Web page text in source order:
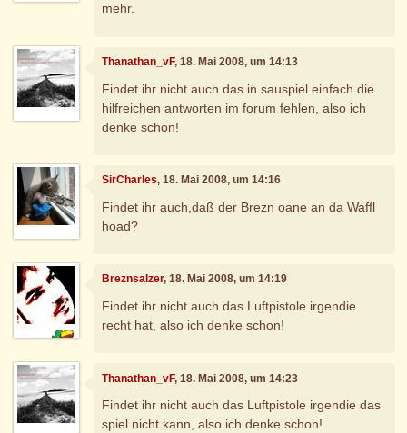
mehr.
Thanathan_vF, 18. Mai 2008, um 14:13
Findet ihr nicht auch das in sauspiel einfach die
hilfreichen antworten im forum fehlen, also ich
denke schon!
SirCharles, 18. Mai 2008, um 14:16
Findet ihr auch,daß der Brezn oane an da Waffl
hoad?
Breznsalzer, 18. Mai 2008, um 14:19
Findet ihr nicht auch das Luftpistole irgendie
recht hat, also ich denke schon!
Thanathan_vF, 18. Mai 2008, um 14:23
Findet ihr nicht auch das Luftpistole irgendie das
spiel nicht kann, also ich denke schon!